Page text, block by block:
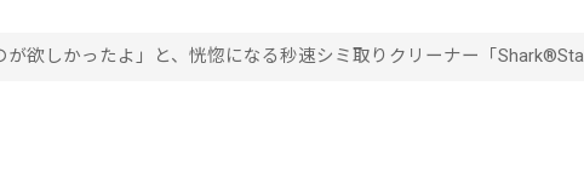
が欲しかったよ」と、恍惚になる秒速シミ取りクリーナー「